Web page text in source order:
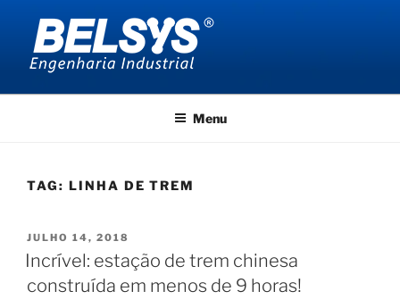
conteúdo
BELSYS ENGENHARIA
Menu
TAG: LINHA DE TREM
PUBLICADO
EM
JULHO 14, 2018
Incrível: estação de trem chinesa
construída em menos de 9 horas!